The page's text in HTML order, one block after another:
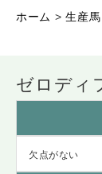
ホーム >生産馬
ゼロディ
欠点がない